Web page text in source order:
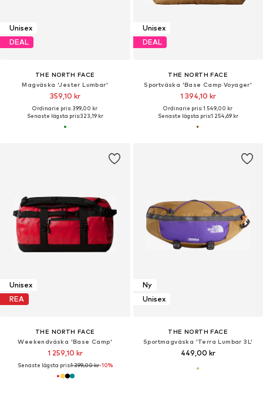
Unisex
DEAL
THE NORTH FACE
Magväska 'Jester Lumbar'
359,10 kr
Ordinarie pris: 399,00 kr
Senaste lägsta pris:323,19 kr
Unisex
DEAL
THE NORTH FACE
Sportväska 'Base Camp Voyager'
1 394,10 kr
Ordinarie pris: 1 549,00 kr
Senaste lägsta pris:1 254,69 kr
Unisex
REA
THE NORTH FACE
Weekendväska 'Base Camp'
1 259,10 kr
Senaste lägsta pris:1 399,00 kr-10%
Ny
Unisex
THE NORTH FACE
Sportmagväska 'Terra Lumbar 3L'
449,00 kr